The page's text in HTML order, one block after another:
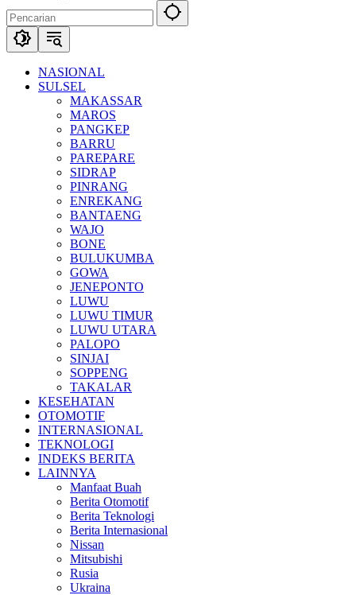
NASIONAL
SULSEL
MAKASSAR
MAROS
PANGKEP
BARRU
PAREPARE
SIDRAP
PINRANG
ENREKANG
BANTAENG
WAJO
BONE
BULUKUMBA
GOWA
JENEPONTO
LUWU
LUWU TIMUR
LUWU UTARA
PALOPO
SINJAI
SOPPENG
TAKALAR
KESEHATAN
OTOMOTIF
INTERNASIONAL
TEKNOLOGI
INDEKS BERITA
LAINNYA
Manfaat Buah
Berita Otomotif
Berita Teknologi
Berita Internasional
Nissan
Mitsubishi
Rusia
Ukraina